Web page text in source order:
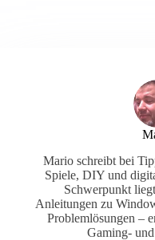
Mario schreibt bei
Spiele, DIY und
Schwerpunkt
Anleitungen zu
Problemlösungen –
Gaming-